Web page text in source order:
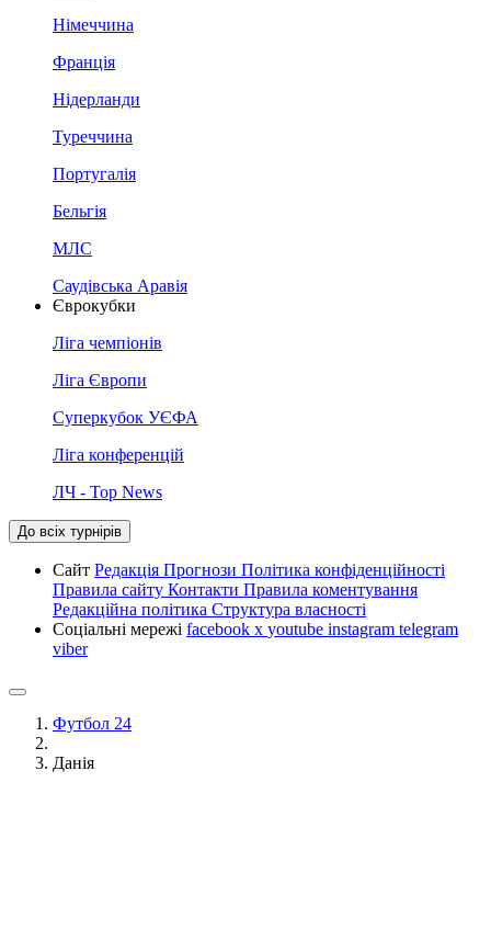
Німеччина
Франція
Нідерланди
Туреччина
Португалія
Бельгія
МЛС
Саудівська Аравія
Єврокубки
Ліга чемпіонів
Ліга Європи
Суперкубок УЄФА
Ліга конференцій
ЛЧ - Top News
До всіх турнірів
Сайт Редакція Прогнози Політика конфіденційності
Правила сайту Контакти Правила коментування
Редакційна політика Структура власності
Соціальні мережі facebook x youtube instagram telegram
viber
Футбол 24
Данія